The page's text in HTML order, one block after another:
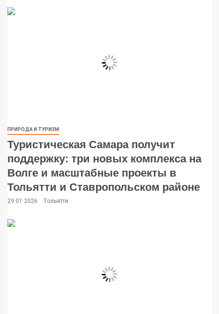
ПРИРОДА И ТУРИЗМ
Туристическая Самара получит
поддержку: три новых комплекса на
Волге и масштабные проекты в
Тольятти и Ставропольском районе
29.01.2026 Тольятти